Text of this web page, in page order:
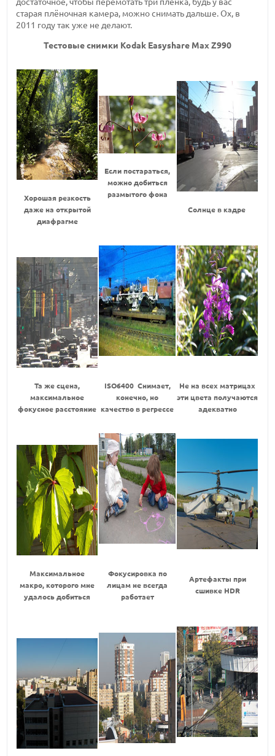
старая плёночная камера, можно снимать дальше. Ох, в
2011 году так уже не делают.
Тестовые снимки Kodak Easyshare Max Z990
Хорошая резкость
даже на открытой
диафрагме
Если постараться,
можно добиться
размытого фона
Солнце в кадре
Та же сцена,
максимальное
фокусное расстояние
ISO6400 Снимает,
конечно, но
качество в регрессе
Не на всех матрицах
эти цвета получаются
адекватно
Максимальное
макро, которого мне
удалось добиться
Фокусировка по
лицам не всегда
работает
Артефакты при
сшивке HDR